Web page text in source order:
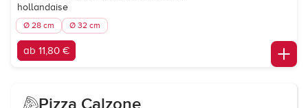
hollandaise
Ø 28 cm Ø 32 cm
ab 11,80 €